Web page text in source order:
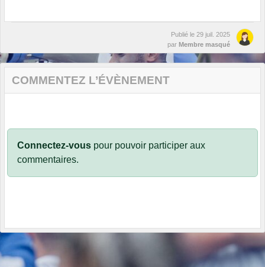
Publié le 29 juil. 2025
par Membre masqué
COMMENTEZ L’ÉVÈNEMENT
Connectez-vous pour pouvoir participer aux
commentaires.